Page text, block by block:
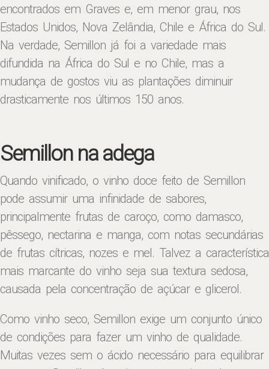
encontrados em Graves e, em menor grau, nos
Estados Unidos, Nova Zelândia, Chile e África do Sul.
Na verdade, Semillon já foi a variedade mais
difundida na África do Sul e no Chile, mas a
mudança de gostos viu as plantações diminuir
drasticamente nos últimos 150 anos.
Semillon na adega
Quando vinificado, o vinho doce feito de Semillon
pode assumir uma infinidade de sabores,
principalmente frutas de caroço, como damasco,
pêssego, nectarina e manga, com notas secundárias
de frutas cítricas, nozes e mel. Talvez a característica
mais marcante do vinho seja sua textura sedosa,
causada pela concentração de açúcar e glicerol.
Como vinho seco, Semillon exige um conjunto único
de condições para fazer um vinho de qualidade.
Muitas vezes sem o ácido necessário para equilibrar